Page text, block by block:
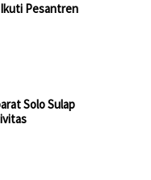
Pesantren
Solo Sulap